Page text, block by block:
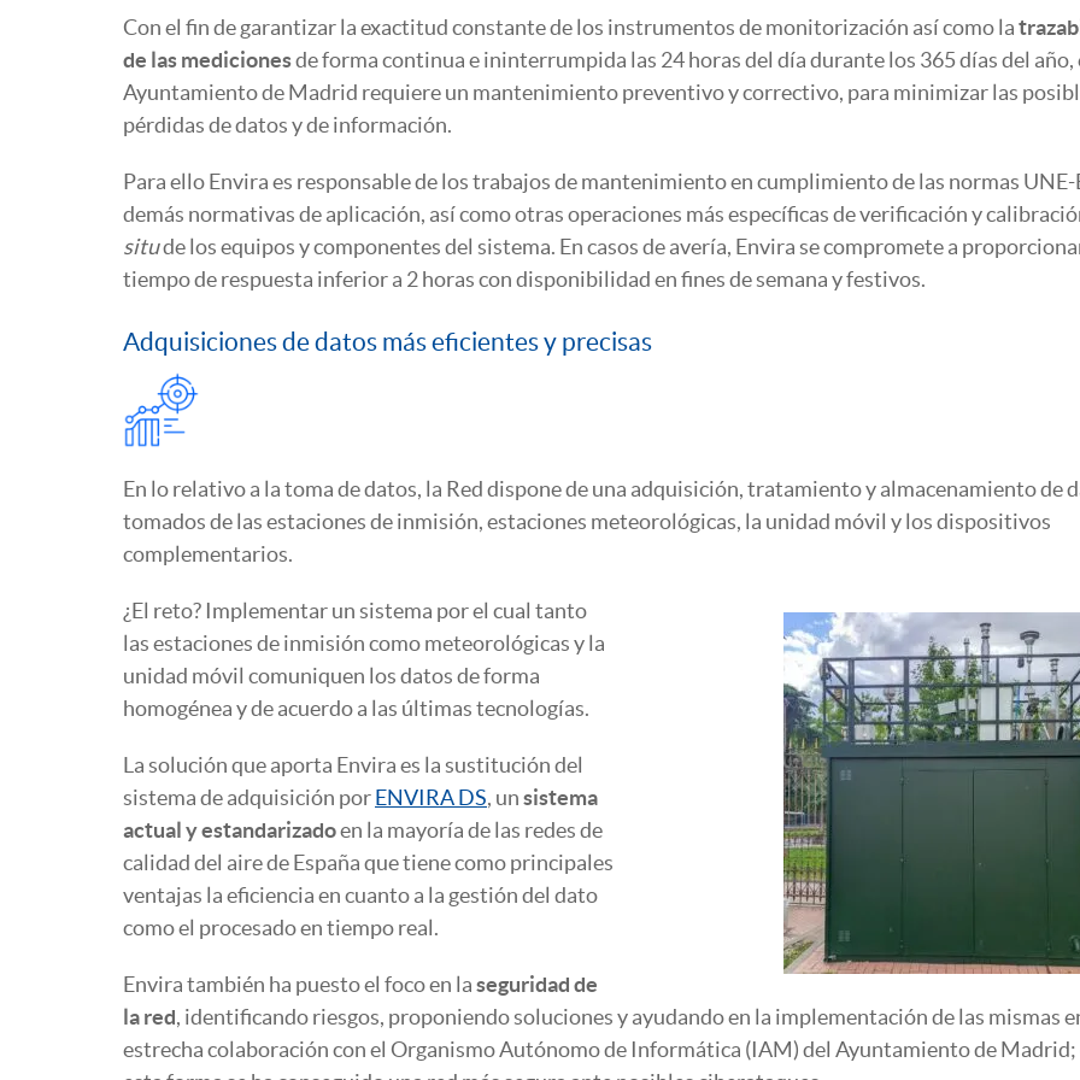
Con el fin de garantizar la exactitud constante de los instrumentos de monitorización así como la
de las medicionesde forma continua e ininterrumpida las 24 horas del día durante los 365 días del año,
Ayuntamiento de Madrid requiere un mantenimiento preventivo y correctivo, para minimizar las
pérdidas de datos y de información.
Para ello Envira es responsable de los trabajos de mantenimiento en cumplimiento de las normas UNE-
demás normativas de aplicación, así como otras operaciones más específicas de verificación y
situde los equipos y componentes del sistema. En casos de avería, Envira se compromete a
tiempo de respuesta inferior a 2 horas con disponibilidad en fines de semana y festivos.
Adquisiciones de datos más eficientes y precisas
En lo relativo a la toma de datos, la Red dispone de una adquisición, tratamiento y almacenamiento de
tomados de las estaciones de inmisión, estaciones meteorológicas, la unidad móvil y los dispositivos
complementarios.
¿El reto? Implementar un sistema por el cual tanto
las estaciones de inmisión como meteorológicas y la
unidad móvil comuniquen los datos de forma
homogénea y de acuerdo a las últimas tecnologías.
La solución que aporta Envira es la sustitución del
sistema de adquisición porENVIRA DS, unsistema
actual y estandarizadoen la mayoría de las redes de
calidad del aire de España que tiene como principales
ventajas la eficiencia en cuanto a la gestión del dato
como el procesado en tiempo real.
Envira también ha puesto el foco en laseguridad de
la red, identificando riesgos, proponiendo soluciones y ayudando en la implementación de las mismas
estrecha colaboración con el Organismo Autónomo de Informática (IAM) del Ayuntamiento de Madrid;